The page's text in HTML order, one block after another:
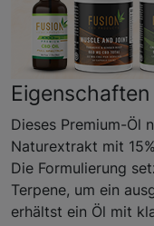
hochwertige
Basis für eine
unkompliziert in
Eigenschaften
Dieses Premium-Öl
Naturextrakt mit
Die Formulierung
Terpene, um ein
erhältst ein Öl mit